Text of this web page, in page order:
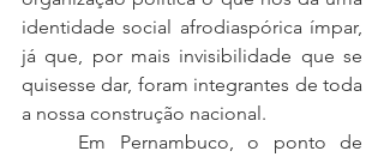
identidade social afrodiaspórica ímpar,
já que, por mais invisibilidade que se
quisesse dar, foram integrantes de toda
a nossa construção nacional.